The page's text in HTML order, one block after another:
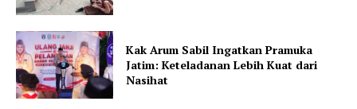
Kak Arum Sabil Ingatkan Pramuka
Jatim: Keteladanan Lebih Kuat dari
Nasihat